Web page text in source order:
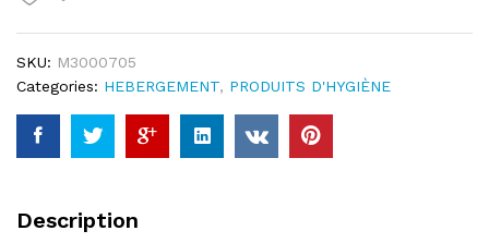
SKU: M3000705
Categories: HEBERGEMENT, PRODUITS D'HYGIÈNE
Description